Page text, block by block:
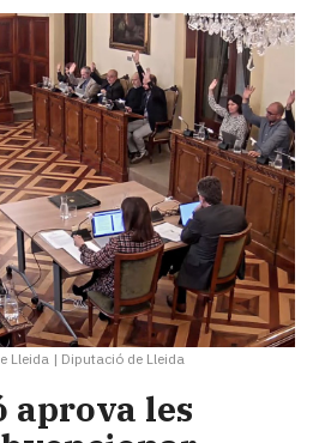
Lleida | Diputació de Lleida
aprova les